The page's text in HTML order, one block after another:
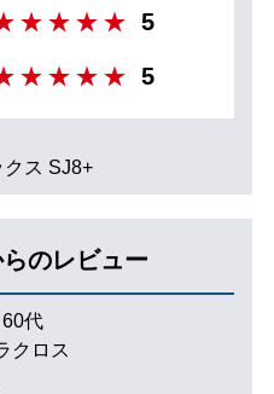
5
5
ス SJ8+
のレビュー
60代
クロス